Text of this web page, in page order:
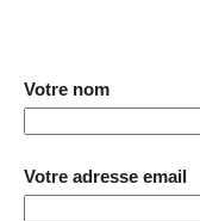
Votre nom
Votre adresse email